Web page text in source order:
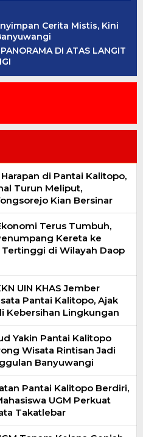
Cerita Mistis, Kini
DI ATAS LANGIT
di Pantai Kalitopo,
Turun Meliput,
Kian Bersinar
Terus Tumbuh,
Kereta ke
di Wilayah Daop
UIN KHAS Jember
Pantai Kalitopo, Ajak
Kebersihan Lingkungan
Yakin Pantai Kalitopo
Wisata Rintisan Jadi
Banyuwangi
Pantai Kalitopo Berdiri,
UGM Perkuat
Takatlebar